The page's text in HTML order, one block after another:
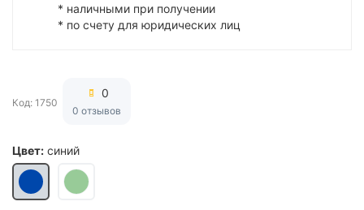
Цвет: синий
* наличными при получении
* по счету для юридических лиц
Код: 1750
0
0 отзывов